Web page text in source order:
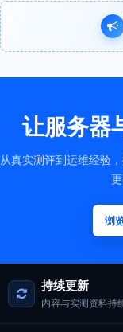
让服务器
从真实测评到运维经验
浏
持续更新
内容与实测资料持